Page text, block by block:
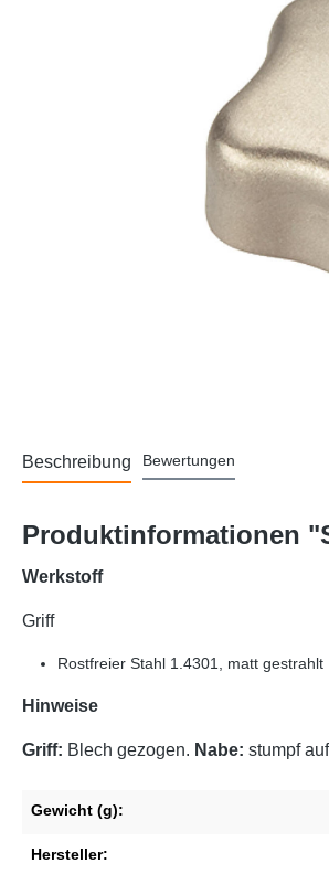
Beschreibung Bewertungen
Produktinformationen
Werkstoff
Griff
Rostfreier Stahl 1.4301, matt gestrahlt
Hinweise
Griff: Blech gezogen. Nabe: stumpf
Gewicht (g):
Hersteller: